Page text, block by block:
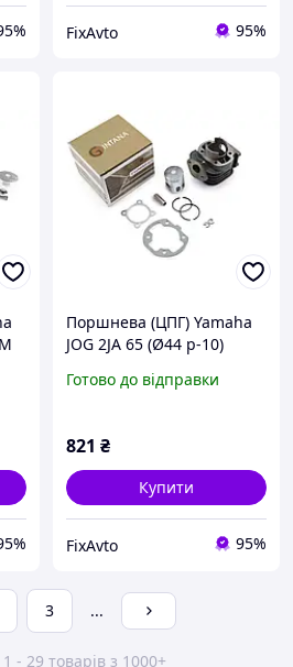
FixAvto 95%
Поршнева (ЦПГ) Yamaha
JOG 2JA 65 (Ø44 p-10)
Готово до відправки
821 ₴
Купити
FixAvto 95%
3 ...
- 29 товарів з 1000+